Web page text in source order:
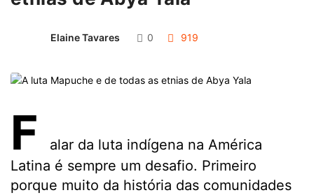
Elaine Tavares 0 919
F
alar da luta indígena na América
Latina é sempre um desafio. Primeiro
porque muito da história das comunidades